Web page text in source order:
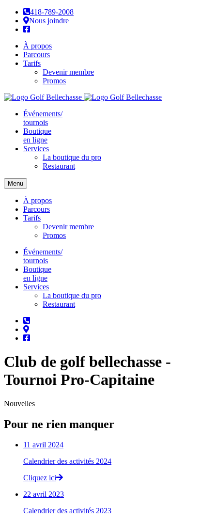
418-789-2008
Nous joindre
À propos
Parcours
Tarifs
Devenir membre
Promos
Événements/
tournois
Boutique
en ligne
Services
La boutique du pro
Restaurant
Menu
À propos
Parcours
Tarifs
Devenir membre
Promos
Événements/
tournois
Boutique
en ligne
Services
La boutique du pro
Restaurant
Club de golf bellechasse -
Tournoi Pro-Capitaine
Nouvelles
Pour ne rien manquer
11 avril 2024
Calendrier des activités 2024
Cliquez ici
22 avril 2023
Calendrier des activités 2023